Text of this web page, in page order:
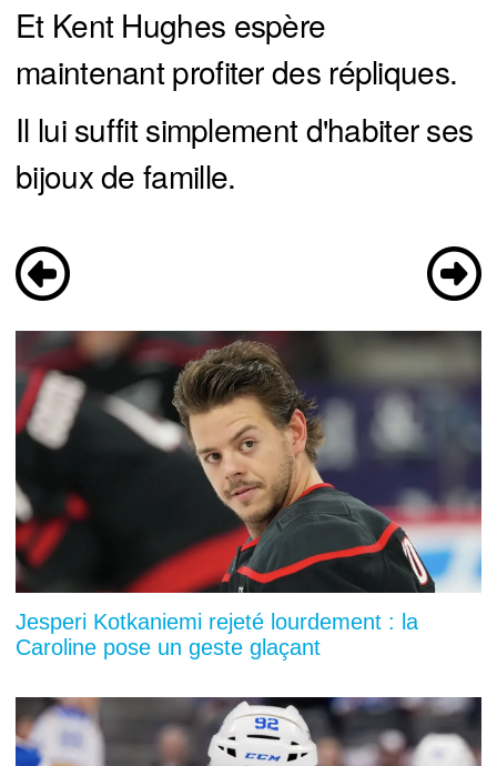
Et Kent Hughes espère
maintenant profiter des répliques.
Il lui suffit simplement d'habiter ses
bijoux de famille.
Jesperi Kotkaniemi rejeté lourdement : la
Caroline pose un geste glaçant